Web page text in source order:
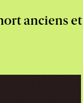
anciens et